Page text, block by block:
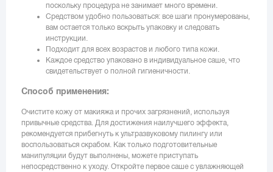
поскольку процедура не занимает много времени.
Средством удобно пользоваться: все шаги пронумерованы,
вам остается только вскрыть упаковку и следовать
инструкции.
Подходит для всех возрастов и любого типа кожи.
Каждое средство упаковано в индивидуальное саше, что
свидетельствует о полной гигиеничности.
Способ применения:
Очистите кожу от макияжа и прочих загрязнений, используя
привычные средства. Для достижения наилучшего эффекта,
рекомендуется прибегнуть к ультразвуковому пилингу или
воспользоваться скрабом. Как только подготовительные
манипуляции будут выполнены, можете приступать
непосредственно к уходу. Откройте первое саше с увлажняющей